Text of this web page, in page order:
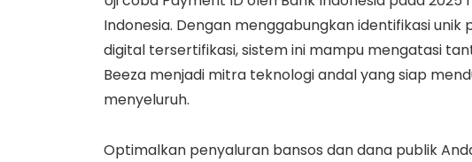
Indonesia. Dengan menggabungkan identifikasi
digital tersertifikasi, sistem ini mampu mengatasi
Beeza menjadi mitra teknologi andal yang siap
menyeluruh.
Optimalkan penyaluran bansos dan dana publik